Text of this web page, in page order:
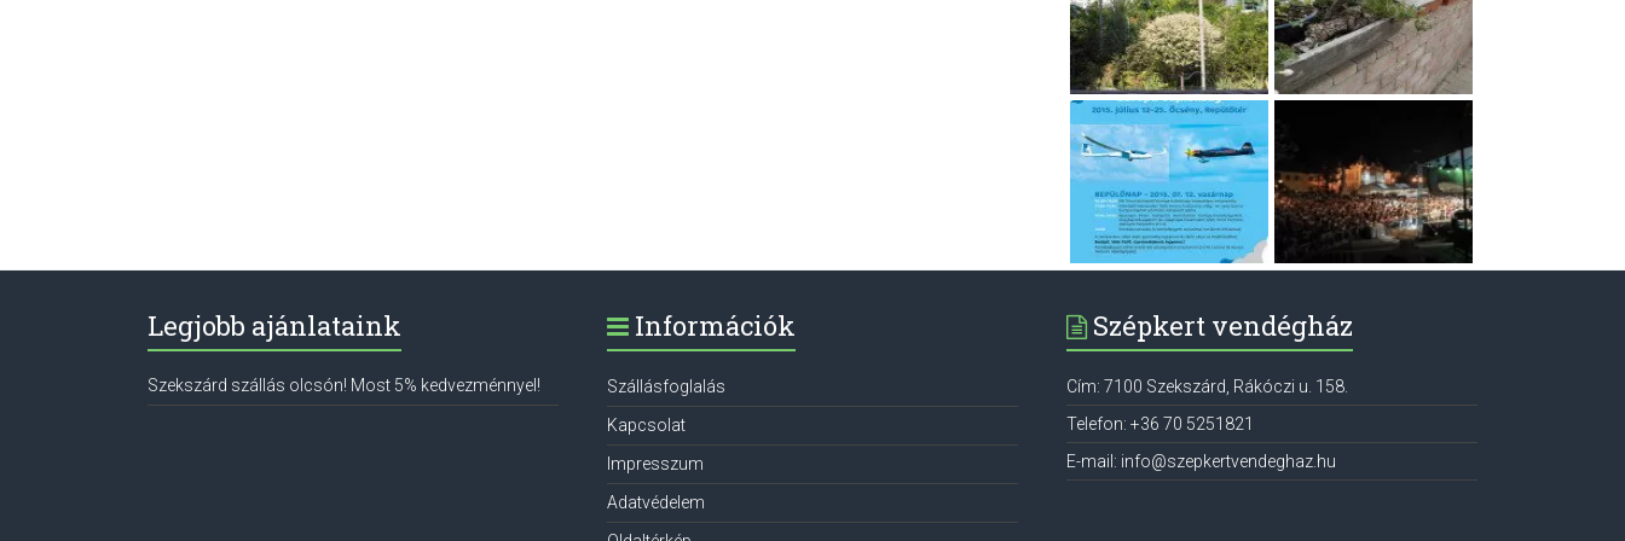
Legjobb ajánlataink
Szekszárd szállás olcsón! Most 5% kedvezménnyel!
Információk
Szállásfoglalás
Kapcsolat
Impresszum
Adatvédelem
Szépkert vendégház
Cím: 7100 Szekszárd Rákóczi u. 158.
Telefon:+36 70 5251821
E-mail: info@szepkertvendeghaz.hu